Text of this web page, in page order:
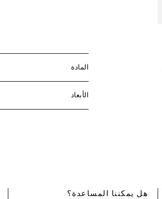
المادة
الأبعاد
هل يمكننا المساعدة؟